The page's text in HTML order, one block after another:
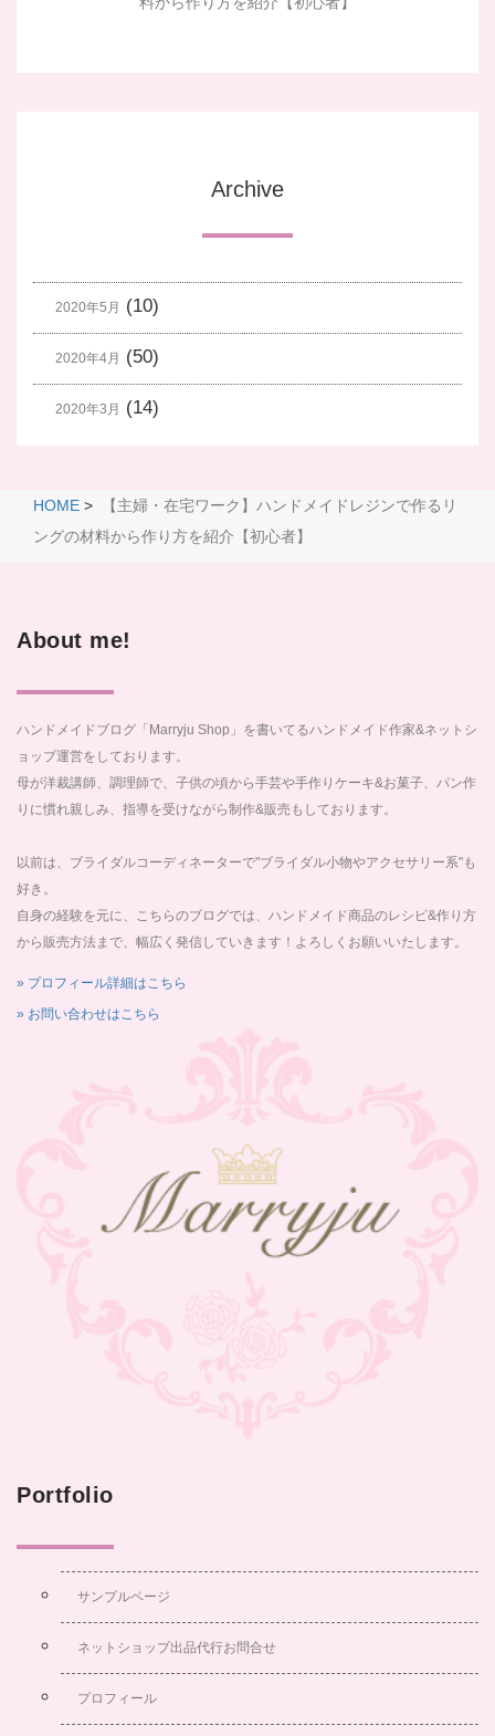
Archive
2020年5月 (10)
2020年4月 (50)
2020年3月 (14)
HOME >
【主婦・在宅ワーク】ハンドメイドレジンで作るリ
ングの材料から作り方を紹介【初心者】
About me!
ハンドメイドブログ「Marryju Shop」を書いてるハンドメイド作家&ネットシ
ョップ運営をしております。
母が洋裁講師、調理師で、子供の頃から手芸や手作りケーキ&お菓子、パン作
りに慣れ親しみ、指導を受けながら制作&販売もしております。
以前は、ブライダルコーディネーターで"ブライダル小物やアクセサリー系"も
好き。
自身の経験を元に、こちらのブログでは、ハンドメイド商品のレシピ&作り方
から販売方法まで、幅広く発信していきます！よろしくお願いいたします。
» プロフィール詳細はこちら
» お問い合わせはこちら
Portfolio
サンプルページ
ネットショップ出品代行お問合せ
プロフィール